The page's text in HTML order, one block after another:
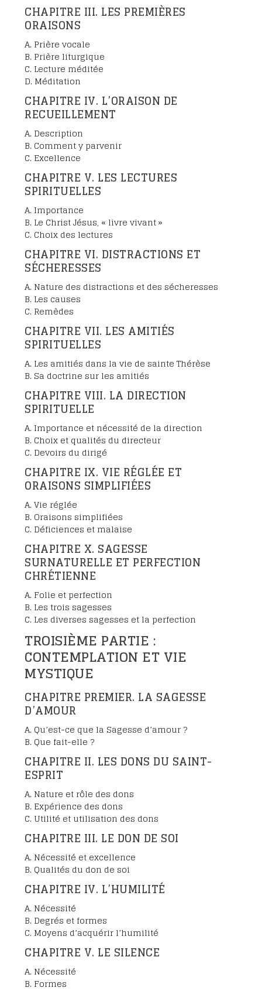
CHAPITRE III. LES PREMIÈRES
ORAISONS
A. Prière vocale
B. Prière liturgique
C. Lecture méditée
D. Méditation
CHAPITRE IV. L’ORAISON DE
RECUEILLEMENT
A. Description
B. Comment y parvenir
C. Excellence
CHAPITRE V. LES LECTURES
SPIRITUELLES
A. Importance
B. Le Christ Jésus, « livre vivant »
C. Choix des lectures
CHAPITRE VI. DISTRACTIONS ET
SÉCHERESSES
A. Nature des distractions et des sécheresses
B. Les causes
C. Remèdes
CHAPITRE VII. LES AMITIÉS
SPIRITUELLES
A. Les amitiés dans la vie de sainte Thérèse
B. Sa doctrine sur les amitiés
CHAPITRE VIII. LA DIRECTION
SPIRITUELLE
A. Importance et nécessité de la direction
B. Choix et qualités du directeur
C. Devoirs du dirigé
CHAPITRE IX. VIE RÉGLÉE ET
ORAISONS SIMPLIFIÉES
A. Vie réglée
B. Oraisons simplifiées
C. Déficiences et malaise
CHAPITRE X. SAGESSE
SURNATURELLE ET PERFECTION
CHRÉTIENNE
A. Folie et perfection
B. Les trois sagesses
C. Les diverses sagesses et la perfection
TROISIÈME PARTIE :
CONTEMPLATION ET VIE
MYSTIQUE
CHAPITRE PREMIER. LA SAGESSE
D’AMOUR
A. Qu’est-ce que la Sagesse d’amour ?
B. Que fait-elle ?
CHAPITRE II. LES DONS DU SAINT-
ESPRIT
A. Nature et rôle des dons
B. Expérience des dons
C. Utilité et utilisation des dons
CHAPITRE III. LE DON DE SOI
A. Nécessité et excellence
B. Qualités du don de soi
CHAPITRE IV. L’HUMILITÉ
A. Nécessité
B. Degrés et formes
C. Moyens d’acquérir l’humilité
CHAPITRE V. LE SILENCE
A. Nécessité
B. Formes